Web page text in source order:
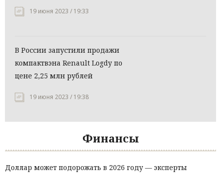
19 июня 2023 / 19:33
В России запустили продажи
компактвэна Renault Logdy по
цене 2,25 млн рублей
19 июня 2023 / 19:38
Финансы
Доллар может подорожать в 2026 году — эксперты